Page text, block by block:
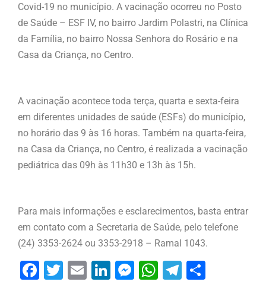
Covid-19 no município. A vacinação ocorreu no Posto
de Saúde – ESF IV, no bairro Jardim Polastri, na Clínica
da Família, no bairro Nossa Senhora do Rosário e na
Casa da Criança, no Centro.
A vacinação acontece toda terça, quarta e sexta-feira
em diferentes unidades de saúde (ESFs) do município,
no horário das 9 às 16 horas. Também na quarta-feira,
na Casa da Criança, no Centro, é realizada a vacinação
pediátrica das 09h às 11h30 e 13h às 15h.
Para mais informações e esclarecimentos, basta entrar
em contato com a Secretaria de Saúde, pelo telefone
(24) 3353-2624 ou 3353-2918 – Ramal 1043.
Facebook
Twitter
EmailLinkedIn
Messenger
WhatsApp
Telegram